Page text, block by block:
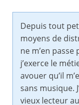
Depuis tout
moyens de
ne m’en
j’exerce le
avouer qu’il
sans musique.
vieux lecteur